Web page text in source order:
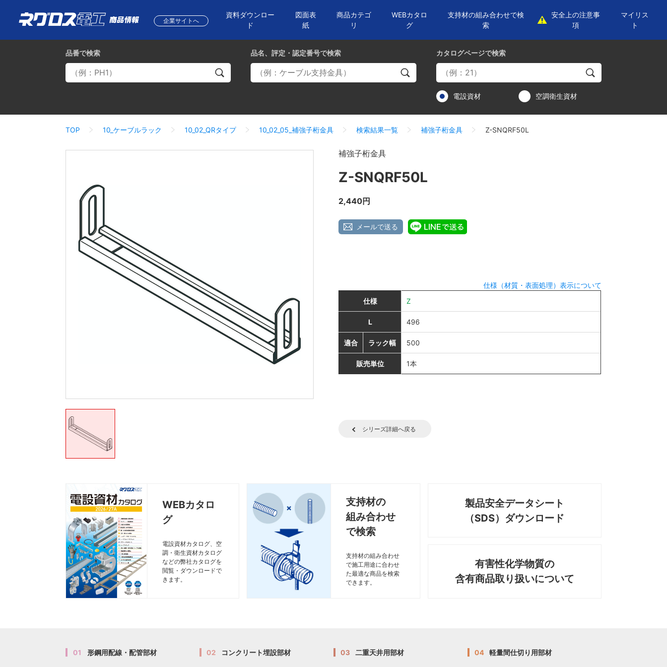
企業サイトへ
資料ダウンロー
ド
図面表
紙
商品カテゴ
リ
WEBカタロ
グ
支持材の組み合わせで検
索
安全上の注意事
項
マイリス
ト
品番で検索 カタログページで検索
電設資材 空調衛生資材
品名、評定・認定番号で検索
TOP 10_ケーブルラック 10_02_QRタイプ 10_02_05_補強子桁金具 検索結果一覧 補強子桁金具 Z-SNQRF50L
補強子桁金具
Z-SNQRF50L
2,440円
メールで送る
仕様（材質・表面処理）表示について
仕様
Z
L 496
適合 ラック幅 500
販売単位 1本
シリーズ詳細へ戻る
WEBカタロ
グ
電設資材カタログ、空
調・衛生資材カタログ
などの弊社カタログを
閲覧・ダウンロードで
きます。
支持材の
組み合わせ
で検索
支持材の組み合わせ
で施工用途に合わせ
た最適な商品を検索
できます。
製品安全データシート
（SDS）ダウンロード
有害性化学物質の
含有商品取り扱いについて
01 形鋼用配線・配管部材 02 コンクリート埋設部材 03 二重天井用部材 04 軽量間仕切り用部材